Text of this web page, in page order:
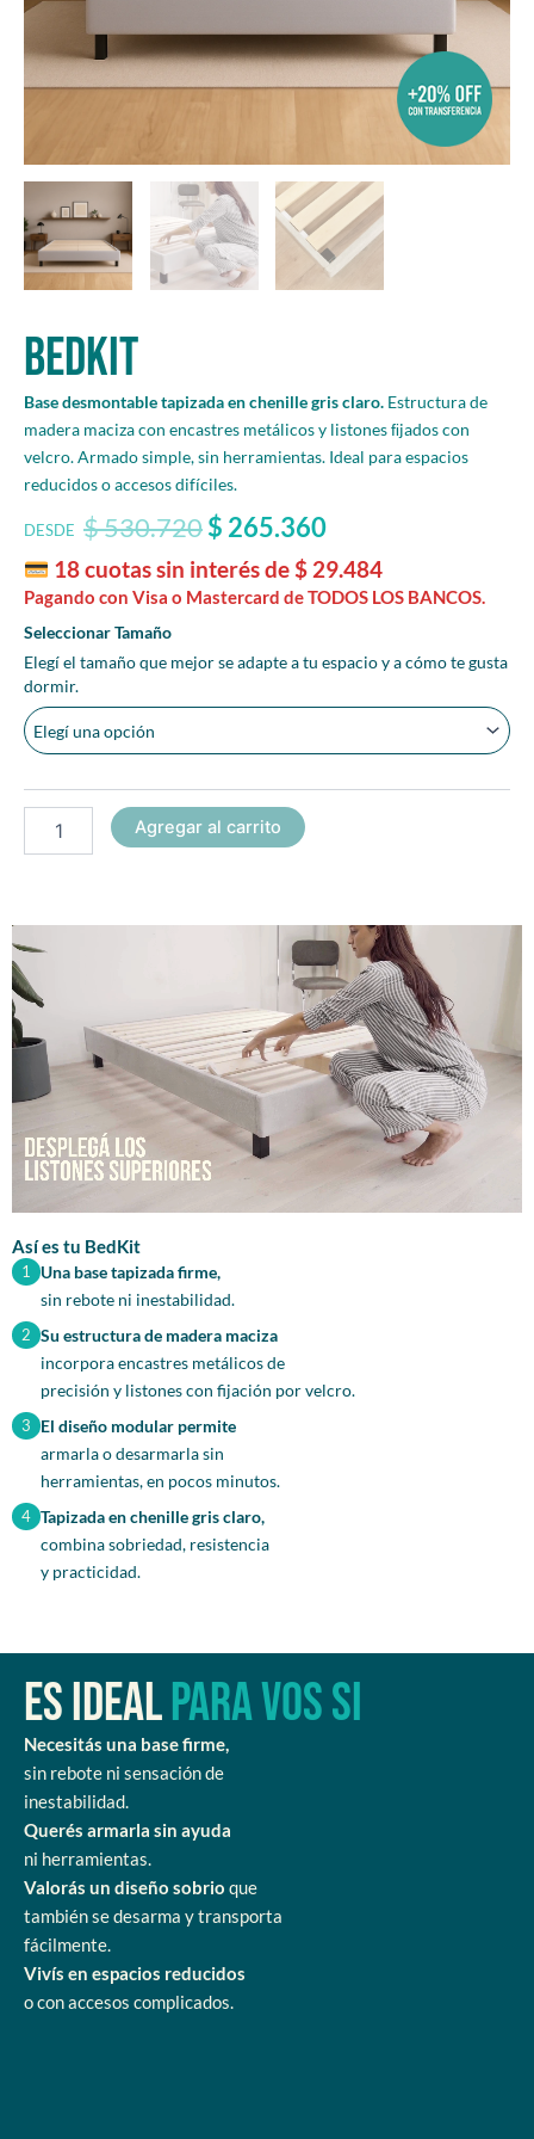
BEDKIT
Base desmontable tapizada en chenille gris claro. Estructura de
madera maciza con encastres metálicos y listones ﬁjados con
velcro. Armado simple, sin herramientas. Ideal para espacios
reducidos o accesos difíciles.
DESDE $530.720$ 265.360
18 cuotas sin interés de$29.484
Pagando con Visa o Mastercard de TODOS LOS BANCOS.
Seleccionar Tamaño
Elegí el tamaño que mejor se adapte a tu espacio y a cómo te gusta
dormir.
BEDKIT
Agregar al carrito
Así es tu BedKit
1
Una base tapizada firme,
sin rebote ni inestabilidad.
2 Su estructura de madera maciza
incorpora encastres metálicos de
precisión y listones con fijación por velcro.
3
El diseño modular permite
armarla o desarmarla sin
herramientas, en pocos minutos.
4 Tapizada en chenille gris claro,
combina sobriedad, resistencia
y practicidad.
Es idealpara vos si
Necesitás una base firme,
sin rebote ni sensación de
inestabilidad.
Querés armarla sin ayuda
ni herramientas.
Valorás un diseño sobrio que
también se desarma y transporta
fácilmente.
Vivís en espacios reducidos
o con accesos complicados.